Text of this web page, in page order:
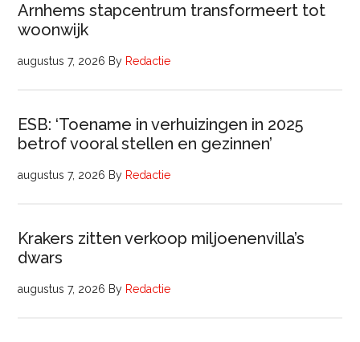
Arnhems stapcentrum transformeert tot
woonwijk
augustus 7, 2026 By Redactie
ESB: ‘Toename in verhuizingen in 2025
betrof vooral stellen en gezinnen’
augustus 7, 2026 By Redactie
Krakers zitten verkoop miljoenenvilla’s
dwars
augustus 7, 2026 By Redactie